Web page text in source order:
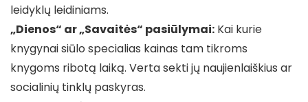
leidyklų leidiniams.
„Dienos“ ar „Savaitės“ pasiūlymai: Kai kurie
knygynai siūlo specialias kainas tam tikroms
knygoms ribotą laiką. Verta sekti jų naujienlaiškius ar
socialinių tinklų paskyras.